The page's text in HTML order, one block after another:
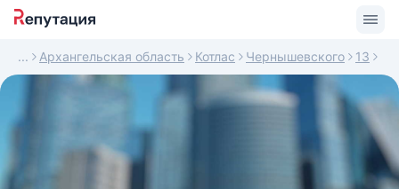
Архангельская область Котлас Чернышевского 13